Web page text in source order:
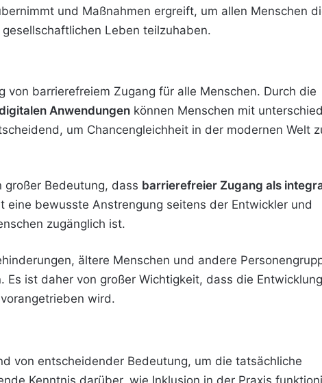
und Maßnahmen ergreift, um allen Menschen
Leben teilzuhaben.
barrierefreiem Zugang für alle Menschen. Durch die
Anwendungen können Menschen mit
um Chancengleichheit in der modernen Welt
Bedeutung, dass barrierefreier Zugang als
bewusste Anstrengung seitens der Entwickler und
zugänglich ist.
ältere Menschen und andere
ist daher von großer Wichtigkeit, dass die
wird.
von entscheidender Bedeutung, um die tatsächliche
Kenntnis darüber, wie Inklusion in der Praxis